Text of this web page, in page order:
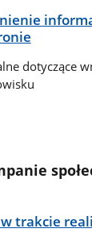
dotyczące
trakcie